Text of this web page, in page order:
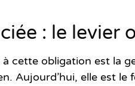
: le levier
cette obligation est la
Aujourd’hui, elle est